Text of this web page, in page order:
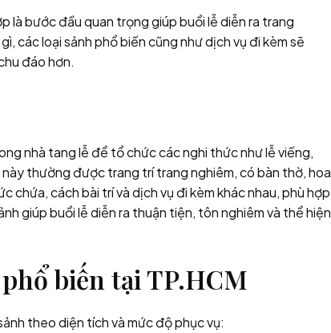
là bước đầu quan trọng giúp buổi lễ diễn ra trang
các loại sảnh phổ biến cũng như dịch vụ đi kèm sẽ
đáo hơn.
nhà tang lễ để tổ chức các nghi thức như lễ viếng,
thường được trang trí trang nghiêm, có bàn thờ, hoa
chứa, cách bài trí và dịch vụ đi kèm khác nhau, phù hợp
giúp buổi lễ diễn ra thuận tiện, tôn nghiêm và thể hiện
biến tại TP.HCM
theo diện tích và mức độ phục vụ: